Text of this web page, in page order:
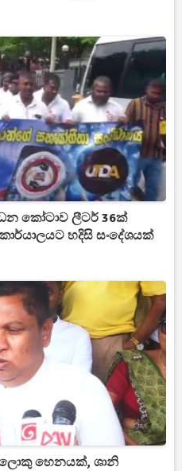
කෝටාව ලීටර් 36ක්
හදිසි සංදේශයක්
හෙනයක්, ශානි